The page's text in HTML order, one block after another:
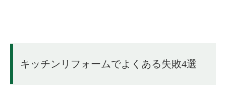
キッチンリフォームでよくある失敗4選